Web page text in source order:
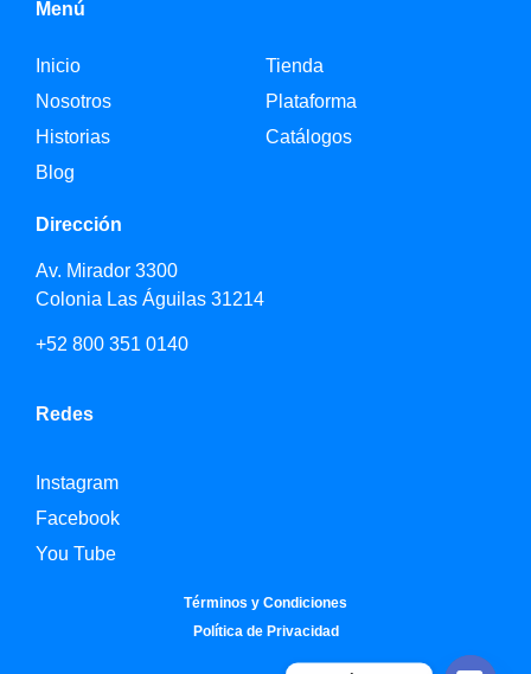
Menú
Inicio
Nosotros
Historias
Blog
Tienda
Plataforma
Catálogos
Dirección
Av. Mirador 3300
Colonia Las Águilas 31214
+52 800 351 0140
Redes
Instagram
Facebook
You Tube
Términos y Condiciones
Política de Privacidad